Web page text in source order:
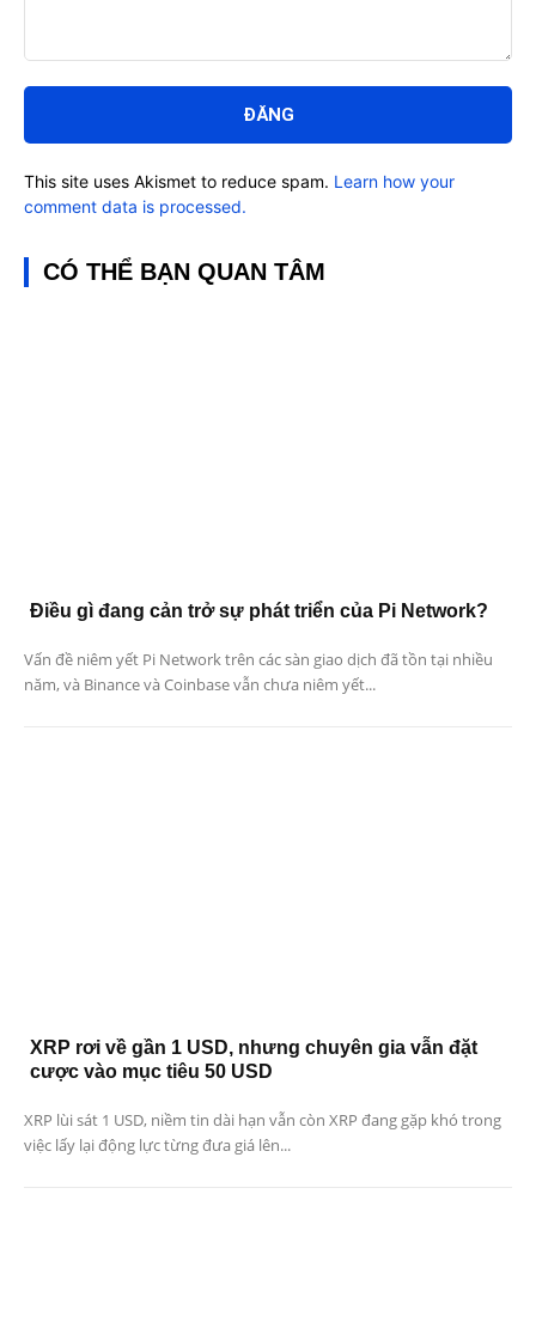
luận:
This site uses Akismet to reduce spam. Learn how your
comment data is processed.
CÓ THỂ BẠN QUAN TÂM
Điều gì đang cản trở sự phát triển của Pi Network?
Vấn đề niêm yết Pi Network trên các sàn giao dịch đã tồn tại nhiều
năm, và Binance và Coinbase vẫn chưa niêm yết...
XRP rơi về gần 1 USD, nhưng chuyên gia vẫn đặt
cược vào mục tiêu 50 USD
XRP lùi sát 1 USD, niềm tin dài hạn vẫn còn XRP đang gặp khó trong
việc lấy lại động lực từng đưa giá lên...